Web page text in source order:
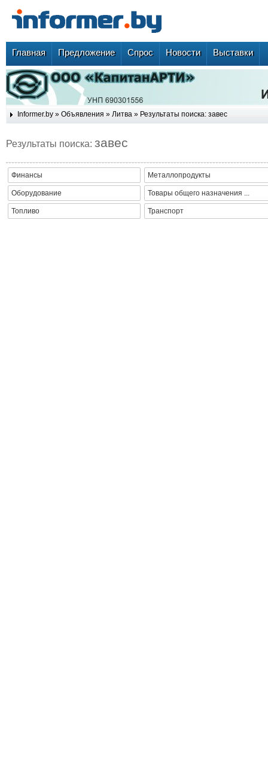
Главная Предложение Спрос Новости Выставки
Informer.by » Объявления » Литва » Результаты поиска: завес
Результаты поиска: завес
Финансы Металлопродукты
Оборудование Товары общего назначения ...
Топливо Транспорт